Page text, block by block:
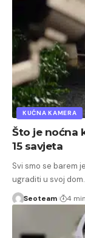
KUĆNA KAMERA
Što je noćna
15 savjeta
Svi smo se barem
ugraditi u svoj
Seoteam 4